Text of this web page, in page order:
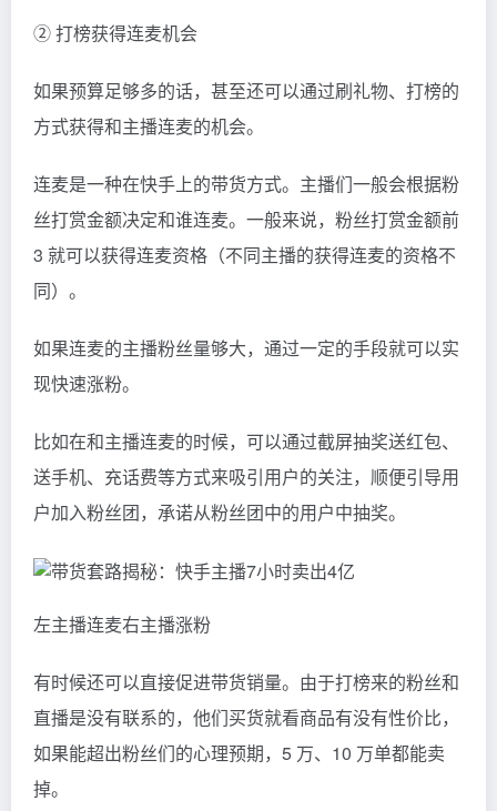
② 打榜获得连麦机会
如果预算足够多的话，甚至还可以通过刷礼物、打榜的
方式获得和主播连麦的机会。
连麦是一种在快手上的带货方式。主播们一般会根据粉
丝打赏金额决定和谁连麦。一般来说，粉丝打赏金额前
3 就可以获得连麦资格（不同主播的获得连麦的资格不
同）。
如果连麦的主播粉丝量够大，通过一定的手段就可以实
现快速涨粉。
比如在和主播连麦的时候，可以通过截屏抽奖送红包、
送手机、充话费等方式来吸引用户的关注，顺便引导用
户加入粉丝团，承诺从粉丝团中的用户中抽奖。
左主播连麦右主播涨粉
有时候还可以直接促进带货销量。由于打榜来的粉丝和
直播是没有联系的，他们买货就看商品有没有性价比，
如果能超出粉丝们的心理预期，5 万、10 万单都能卖
掉。